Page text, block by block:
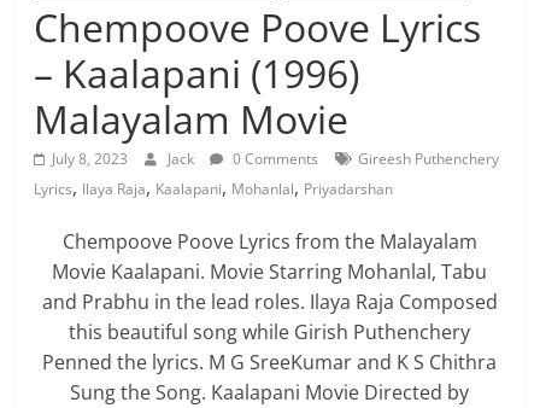
Chempoove Poove Lyrics
– Kaalapani (1996)
Malayalam Movie
July 8, 2023 Jack 0 Comments
Gireesh Puthenchery
Lyrics, Ilaya Raja, Kaalapani, Mohanlal, Priyadarshan
Chempoove Poove Lyrics from the Malayalam
Movie Kaalapani. Movie Starring Mohanlal, Tabu
and Prabhu in the lead roles. Ilaya Raja Composed
this beautiful song while Girish Puthenchery
Penned the lyrics. M G SreeKumar and K S Chithra
Sung the Song. Kaalapani Movie Directed by